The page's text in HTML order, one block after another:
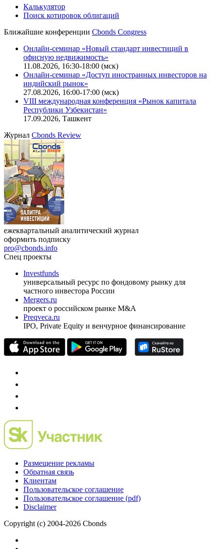
Калькулятор
Поиск котировок облигаций
Ближайшие конференции Cbonds Congress
Онлайн-семинар «Новый стандарт инвестиций в
офисную недвижимость»
11.08.2026, 16:30-18:00 (мск)
Онлайн-семинар «Доступ иностранных инвесторов на
индийский рынок»
27.08.2026, 16:00-17:00 (мск)
VIII международная конференция «Рынок капитала
Республики Узбекистан»
17.09.2026, Ташкент
Журнал Cbonds Review
ежеквартальный аналитический журнал
оформить подписку
pro@cbonds.info
Спец проекты
Investfunds
универсальный ресурс по фондовому рынку для
частного инвестора России
Mergers.ru
проект о российском рынке M&A
Preqveca.ru
IPO, Private Equity и венчурное финансирование
Размещение рекламы
Обратная связь
Клиентам
Пользовательское соглашение
Пользовательское соглашение (pdf)
Disclaimer
Copyright (c) 2004-2026 Cbonds